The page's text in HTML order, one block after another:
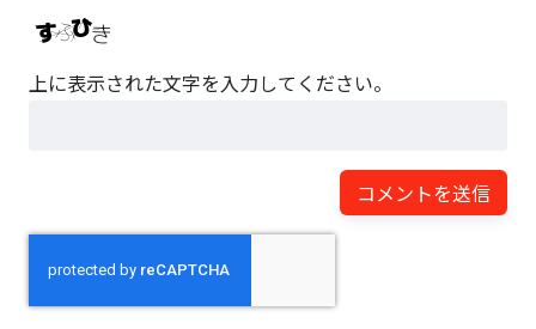
上に表示された文字を入力してください。